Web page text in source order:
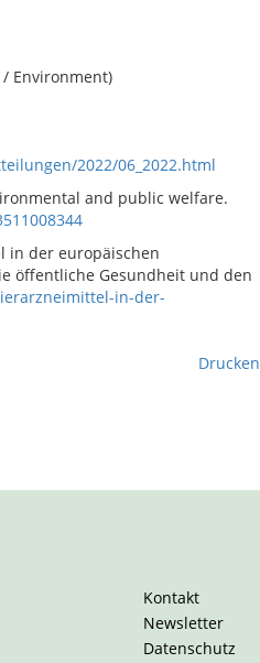
Environment)
2022/06_2022.html
and public welfare.
in der europäischen
öffentliche Gesundheit und den
in-der-
Drucken
Kontakt
Newsletter
Datenschutz